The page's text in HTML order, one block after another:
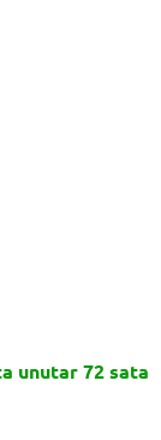
unutar 72 sata